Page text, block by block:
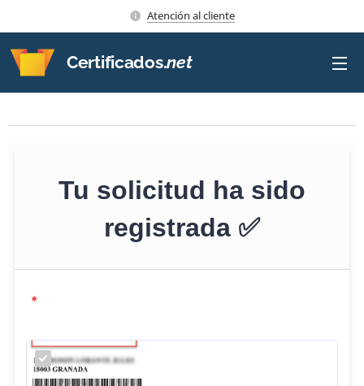
Atención al cliente
Certificados.net